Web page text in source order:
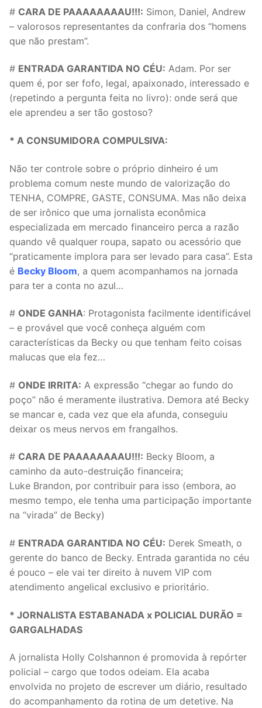
# CARA DE PAAAAAAAAU!!!: Simon, Daniel, Andrew
– valorosos representantes da confraria dos “homens
que não prestam”.
# ENTRADA GARANTIDA NO CÉU: Adam. Por ser
quem é, por ser fofo, legal, apaixonado, interessado e
(repetindo a pergunta feita no livro): onde será que
ele aprendeu a ser tão gostoso?
* A CONSUMIDORA COMPULSIVA:
Não ter controle sobre o próprio dinheiro é um
problema comum neste mundo de valorização do
TENHA, COMPRE, GASTE, CONSUMA. Mas não deixa
de ser irônico que uma jornalista econômica
especializada em mercado financeiro perca a razão
quando vê qualquer roupa, sapato ou acessório que
“praticamente implora para ser levado para casa”. Esta
é Becky Bloom, a quem acompanhamos na jornada
para ter a conta no azul…
# ONDE GANHA: Protagonista facilmente identificável
– e provável que você conheça alguém com
características da Becky ou que tenham feito coisas
malucas que ela fez…
# ONDE IRRITA: A expressão “chegar ao fundo do
poço” não é meramente ilustrativa. Demora até Becky
se mancar e, cada vez que ela afunda, conseguiu
deixar os meus nervos em frangalhos.
# CARA DE PAAAAAAAAU!!!: Becky Bloom, a
caminho da auto-destruição financeira;
Luke Brandon, por contribuir para isso (embora, ao
mesmo tempo, ele tenha uma participação importante
na “virada” de Becky)
# ENTRADA GARANTIDA NO CÉU: Derek Smeath, o
gerente do banco de Becky. Entrada garantida no céu
é pouco – ele vai ter direito à nuvem VIP com
atendimento angelical exclusivo e prioritário.
* JORNALISTA ESTABANADA x POLICIAL DURÃO =
GARGALHADAS
A jornalista Holly Colshannon é promovida à repórter
policial – cargo que todos odeiam. Ela acaba
envolvida no projeto de escrever um diário, resultado
do acompanhamento da rotina de um detetive. Na